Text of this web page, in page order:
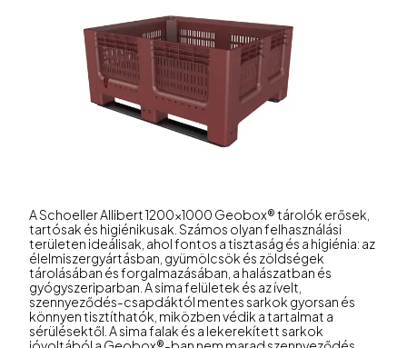
A Schoeller Allibert 1200x1000 Geobox® tárolók erősek,
tartósak és higiénikusak. Számos olyan felhasználási
területen ideálisak, ahol fontos a tisztaság és a higiénia: az
élelmiszergyártásban, gyümölcsök és zöldségek
tárolásában és forgalmazásában, a halászatban és
gyógyszeriparban. A sima felületek és az ívelt,
szennyeződés-csapdáktól mentes sarkok gyorsan és
könnyen tisztíthatók, miközben védik a tartalmat a
sérülésektől. A sima falak és a lekerekített sarkok